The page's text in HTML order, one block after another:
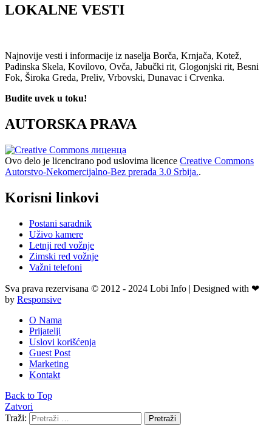
LOKALNE VESTI
Najnovije vesti i informacije iz naselja Borča, Krnjača, Kotež,
Padinska Skela, Kovilovo, Ovča, Jabučki rit, Glogonjski rit, Besni
Fok, Široka Greda, Preliv, Vrbovski, Dunavac i Crvenka.
Budite uvek u toku!
AUTORSKA PRAVA
Ovo delo je licencirano pod uslovima licence Creative Commons
Autorstvo-Nekomercijalno-Bez prerada 3.0 Srbija..
Korisni linkovi
Postani saradnik
Uživo kamere
Letnji red vožnje
Zimski red vožnje
Važni telefoni
Sva prava rezervisana © 2012 - 2024 Lobi Info | Designed with ❤
by Responsive
O Nama
Prijatelji
Uslovi korišćenja
Guest Post
Marketing
Kontakt
Back to Top
Zatvori
Traži:
Pretraži